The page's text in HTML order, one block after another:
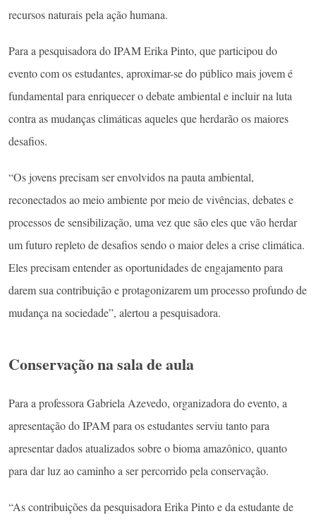
recursos naturais pela ação humana.
Para a pesquisadora do IPAM Erika Pinto, que participou do
evento com os estudantes, aproximar-se do público mais jovem é
fundamental para enriquecer o debate ambiental e incluir na luta
contra as mudanças climáticas aqueles que herdarão os maiores
desafios.
“Os jovens precisam ser envolvidos na pauta ambiental,
reconectados ao meio ambiente por meio de vivências, debates e
processos de sensibilização, uma vez que são eles que vão herdar
um futuro repleto de desafios sendo o maior deles a crise climática.
Eles precisam entender as oportunidades de engajamento para
darem sua contribuição e protagonizarem um processo profundo de
mudança na sociedade”, alertou a pesquisadora.
Conservação na sala de aula
Para a professora Gabriela Azevedo, organizadora do evento, a
apresentação do IPAM para os estudantes serviu tanto para
apresentar dados atualizados sobre o bioma amazônico, quanto
para dar luz ao caminho a ser percorrido pela conservação.
“As contribuições da pesquisadora Erika Pinto e da estudante de